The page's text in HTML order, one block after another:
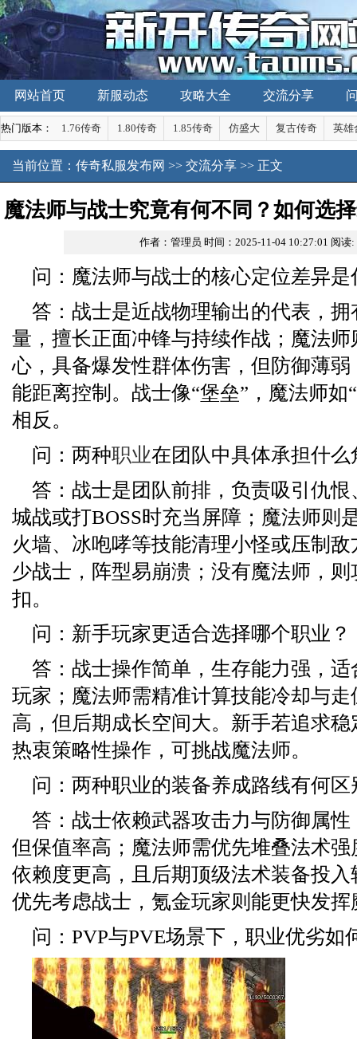
网站首页 新服动态 攻略大全 交流分享
热门版本： 1.76传奇 1.80传奇 1.85传奇 仿盛大 复古传奇 英雄
当前位置： 传奇私服发布网 >> 交流分享 >> 正文
魔法师与战士究竟有何不同？如何选
作者：管理员 时间：2025-11-04 10:27:01 阅读:
问：魔法师与战士的核心定位差异是
答：战士是近战物理输出的代表，
量，擅长正面冲锋与持续作战；魔法
心，具备爆发性群体伤害，但防御薄
能距离控制。战士像“堡垒”，魔法师如
相反。
问：两种职业在团队中具体承担什么
答：战士是团队前排，负责吸引仇
城战或打BOSS时充当屏障；魔法师则
火墙、冰咆哮等技能清理小怪或压制
少战士，阵型易崩溃；没有魔法师，
扣。
问：新手玩家更适合选择哪个职业？
答：战士操作简单，生存能力强，
玩家；魔法师需精准计算技能冷却与
高，但后期成长空间大。新手若追求
热衷策略性操作，可挑战魔法师。
问：两种职业的装备养成路线有何区
答：战士依赖武器攻击力与防御属
但保值率高；魔法师需优先堆叠法术
依赖度更高，且后期顶级法术装备投
优先考虑战士，氪金玩家则能更快发
问：PVP与PVE场景下，职业优劣如